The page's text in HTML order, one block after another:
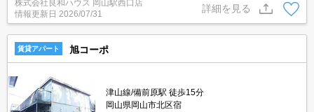
株式会社良和ハウス 岡山駅西口店
情報更新日 2026/07/31
詳細を見る
賃貸アパート 旭コーポ
津山線/備前原駅 徒歩15分
岡山県岡山市北区宿